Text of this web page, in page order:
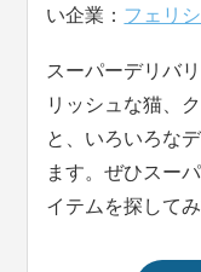
い企業： フェリ
スーパーデリバ
リッシュな猫、
と、いろいろな
ます。ぜひスー
イテムを探して